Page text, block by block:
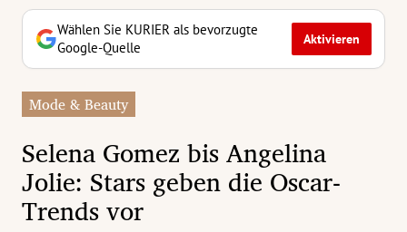
Untermenü
Untermenü
Untermenü
Untermenü
Untermenü
Wählen Sie KURIER als bevorzugte
Google-Quelle
Aktivieren
Mode & Beauty
Selena Gomez bis Angelina
Jolie: Stars geben die Oscar-
Trends vor